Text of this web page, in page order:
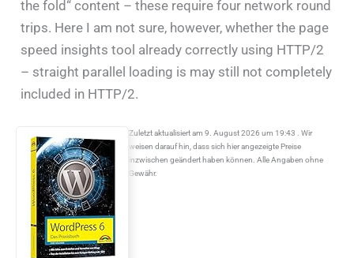
the fold“ content – these require four network round
trips. Here I am not sure, however, whether the page
speed insights tool already correctly using HTTP/2
– straight parallel loading is may still not completely
included in HTTP/2.
Zuletzt aktualisiert am 9. August 2026 um 19:43 . Wir
weisen darauf hin, dass sich hier angezeigte Preise
inzwischen geändert haben können. Alle Angaben ohne
Gewähr.